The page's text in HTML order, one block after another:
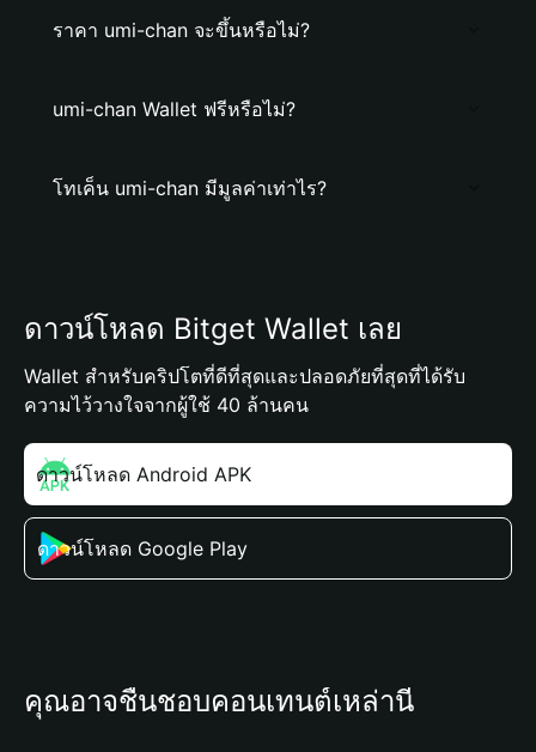
ราคา umi-chan จะขึ้นหรือไม่?
umi-chan Wallet ฟรีหรือไม่?
โทเค็น umi-chan มีมูลค่าเท่าไร?
ดาวน์โหลด Bitget Wallet เลย
Wallet สำหรับคริปโตที่ดีที่สุดและปลอดภัยที่สุดที่ได้รับ
ความไว้วางใจจากผู้ใช้ 40 ล้านคน
ดาวน์โหลด Android APK
ดาวน์โหลด Google Play
คุณอาจชื่นชอบคอนเทนต์เหล่านี้